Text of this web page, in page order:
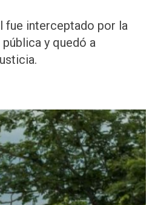
fue interceptado por la
y quedó a